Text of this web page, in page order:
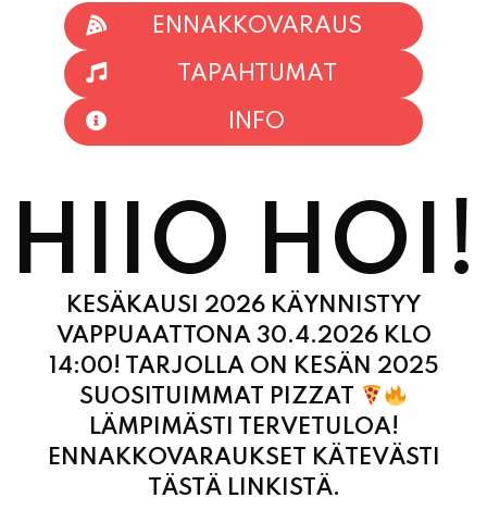
INFO
HIIO HOI!
KESÄKAUSI 2026 KÄYNNISTYY
VAPPUAATTONA 30.4.2026 KLO
14:00! TARJOLLA ON KESÄN 2025
SUOSITUIMMAT PIZZAT
LÄMPIMÄSTI TERVETULOA!
ENNAKKOVARAUKSET KÄTEVÄSTI
TÄSTÄ LINKISTÄ.